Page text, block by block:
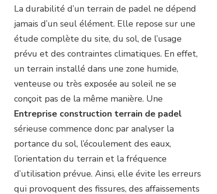
ELLE
LA
DU
TERRAIN
La durabilité d’un terrain de padel ne dépend
jamais d’un seul élément. Elle repose sur une
étude complète du site, du sol, de l’usage
prévu et des contraintes climatiques. En effet,
un terrain installé dans une zone humide,
venteuse ou très exposée au soleil ne se
conçoit pas de la même manière. Une
Entreprise construction terrain de padel
sérieuse commence donc par analyser la
portance du sol, l’écoulement des eaux,
l’orientation du terrain et la fréquence
d’utilisation prévue. Ainsi, elle évite les erreurs
qui provoquent des fissures, des affaissements